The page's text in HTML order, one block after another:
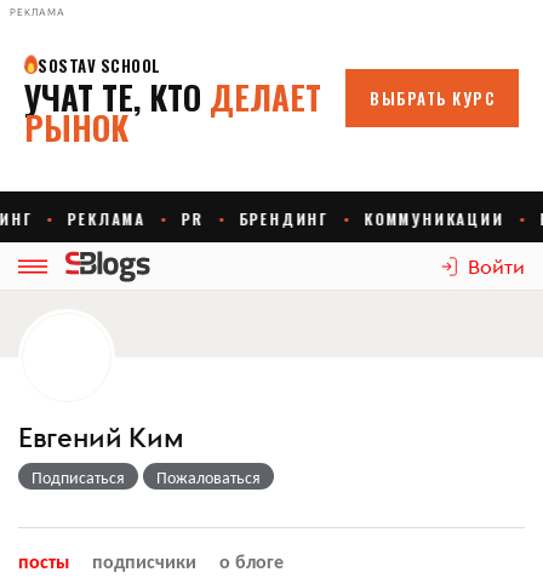
РЕКЛАМА
Войти
Евгений Ким
Подписаться Пожаловаться
посты подписчики о блоге